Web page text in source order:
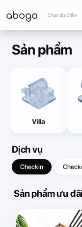
abogo Chọn địa điểm
Sản phẩm
Villa
Dịch vụ
Checkin
Sản phẩm ưu đãi